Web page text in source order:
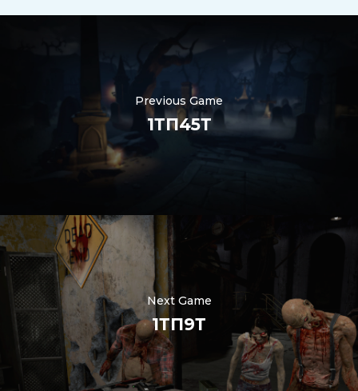
Previous Game
1ТП45Т
Next Game
1ТП9Т
Português
العربية
हिन्दी
日本語